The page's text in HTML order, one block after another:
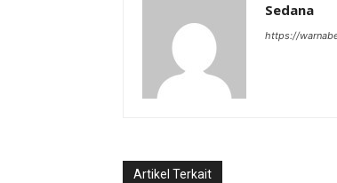
Sedana
https://
Artikel Terkait